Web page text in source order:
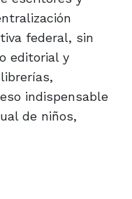
federal, sin
editorial y
indispensable
de niños,